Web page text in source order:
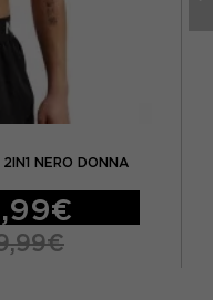
NERO DONNA